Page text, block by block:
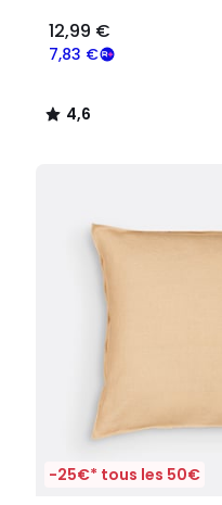
7,83 €
12,99 €
4,6
/
-25€* tous les 50€